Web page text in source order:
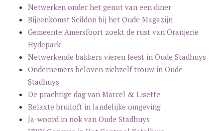
Netwerken onder het genot van een diner
Bijeenkomst Scildon bij het Oude Magazijn
Gemeente Amersfoort zoekt de rust van Oranjerie
Hydepark
Netwerkende bakkers vieren feest in Oude Stadhuys
Ondernemers beloven zichzelf trouw in Oude
Stadhuys
De prachtige dag van Marcel & Lisette
Relaxte bruiloft in landelijke omgeving
Ja-woord in nok van Oude Stadhuys